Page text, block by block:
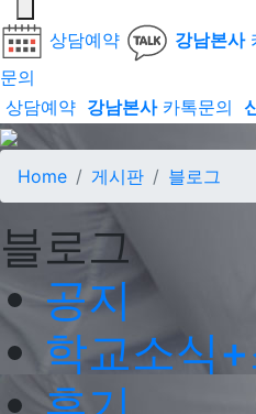
상담예약 강남본사
문의
상담예약 강남본사카톡문의
Home 게시판 블로그
블로그
공지
학교소식